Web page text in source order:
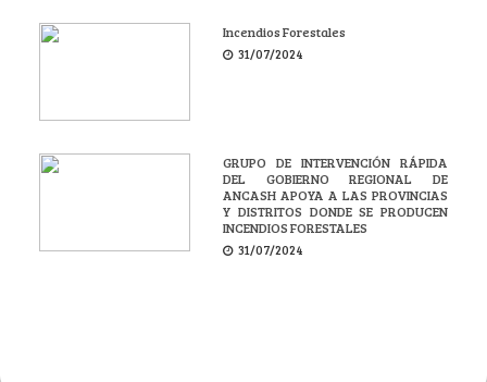
Incendios Forestales
31/07/2024
GRUPO DE INTERVENCIÓN RÁPIDA
DEL GOBIERNO REGIONAL DE
ANCASH APOYA A LAS PROVINCIAS
Y DISTRITOS DONDE SE PRODUCEN
INCENDIOS FORESTALES
31/07/2024